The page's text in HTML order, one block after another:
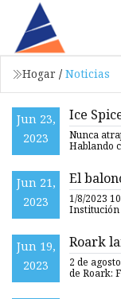
Hogar / Noticias
Jun 23,
2023
Ice
bragas
que las
Nunca
Hablando
Jun 21,
2023
El
1/8/2023
Institución
Jun 19,
2023
Roark
2 de
de Roark: